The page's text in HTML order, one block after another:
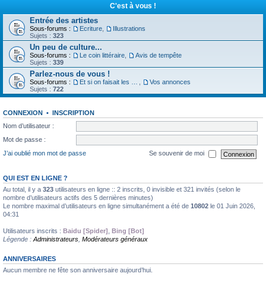
C'est à vous !
Entrée des artistes
Sous-forums : Ecriture
Illustrations
Sujets : 323
Un peu de culture...
Sous-forums : Le coin littéraire
Avis de tempête
Sujets : 339
Parlez-nous de vous !
Sous-forums :
Vos annonces
Sujets : 722
CONNEXION • INSCRIPTION
Nom d’utilisateur :
Mot de passe :
J’ai oublié mon mot de passe
Se souvenir de moi
QUI EST EN LIGNE ?
Au total, il y a 323 utilisateurs en ligne :: 2 inscrits, 0 invisible et 321 invités (selon le
nombre d’utilisateurs actifs des 5 dernières minutes)
Le nombre maximal d’utilisateurs en ligne simultanément a été de 10802 le 01 Juin 2026,
04:31
Utilisateurs inscrits : Baidu [Spider] Bing [Bot]
Légende : Administrateurs Modérateurs généraux
ANNIVERSAIRES
Aucun membre ne fête son anniversaire aujourd’hui.